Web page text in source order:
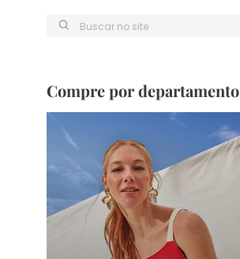
Buscar no site
Compre por departamento